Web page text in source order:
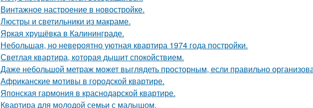
Винтажное настроение в новостройке.
Люстры и светильники из макраме.
Яркая хрущёвка в Калининграде.
Небольшая, но невероятно уютная квартира 1974 года постройки.
Светлая квартира, которая дышит спокойствием.
Даже небольшой метраж может выглядеть просторным, если правильно
Африканские мотивы в городской квартире.
Японская гармония в краснодарской квартире.
Квартира для молодой семьи с малышом.